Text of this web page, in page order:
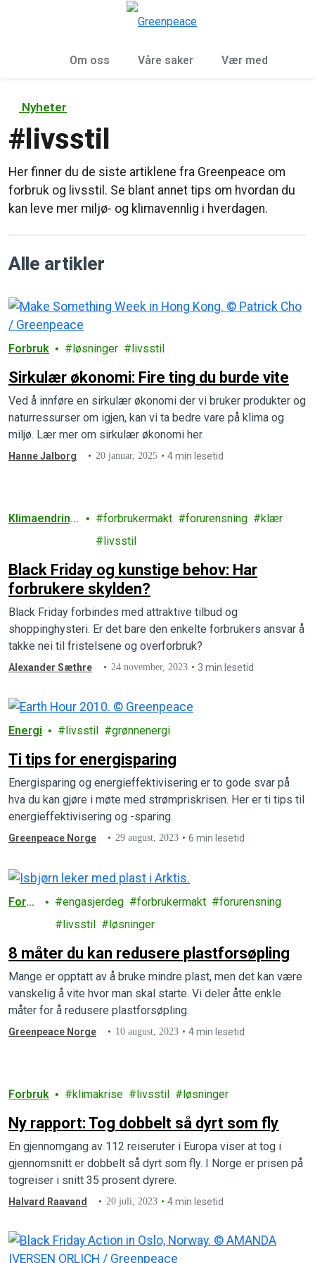
Om oss Våre saker Vær med
Nyheter
# livsstil
Her finner du de siste artiklene fra Greenpeace om
forbruk og livsstil. Se blant annet tips om hvordan du
kan leve mer miljø- og klimavennlig i hverdagen.
Alle artikler
Forbruk løsninger livsstil
Sirkulær økonomi: Fire ting du burde vite
Ved å innføre en sirkulær økonomi der vi bruker produkter og
naturressurser om igjen, kan vi ta bedre vare på klima og
miljø. Lær mer om sirkulær økonomi her.
Hanne Jalborg 20 januar, 2025 4 min lesetid
Klimaendring
forbrukermakt forurensning
klær
livsstil
Black Friday og kunstige behov: Har
forbrukere skylden?
Black Friday forbindes med attraktive tilbud og
shoppinghysteri. Er det bare den enkelte forbrukers ansvar å
takke nei til fristelsene og overforbruk?
Alexander Sæthre 24 november, 2023 3 min lesetid
Energi livsstil grønnenergi
Ti tips for energisparing
Energisparing og energieffektivisering er to gode svar på
hva du kan gjøre i møte med strømpriskrisen. Her er ti tips til
energieffektivisering og -sparing.
Greenpeace Norge 29 august, 2023 6 min lesetid
Forbr
engasjerdeg forbrukermakt
forurensning
livsstil
løsninger
8 måter du kan redusere plastforsøpling
Mange er opptatt av å bruke mindre plast, men det kan være
vanskelig å vite hvor man skal starte. Vi deler åtte enkle
måter for å redusere plastforsøpling.
Greenpeace Norge 10 august, 2023 4 min lesetid
Forbruk klimakrise livsstil løsninger
Ny rapport: Tog dobbelt så dyrt som fly
En gjennomgang av 112 reiseruter i Europa viser at tog i
gjennomsnitt er dobbelt så dyrt som fly. I Norge er prisen på
togreiser i snitt 35 prosent dyrere.
Halvard Raavand 20 juli, 2023 4 min lesetid